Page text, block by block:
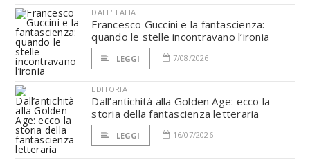
DALL'ITALIA
Francesco Guccini e la fantascienza:
quando le stelle incontravano l’ironia
LEGGI 7/08/2026
EDITORIA
Dall’antichità alla Golden Age: ecco la
storia della fantascienza letteraria
LEGGI 16/07/2026